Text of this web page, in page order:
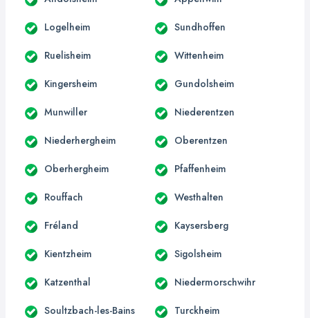
Logelheim Sundhoffen
Ruelisheim Wittenheim
Kingersheim Gundolsheim
Munwiller Niederentzen
Niederhergheim Oberentzen
Oberhergheim Pfaffenheim
Rouffach Westhalten
Fréland Kaysersberg
Kientzheim Sigolsheim
Katzenthal Niedermorschwihr
Soultzbach-les-Bains Turckheim